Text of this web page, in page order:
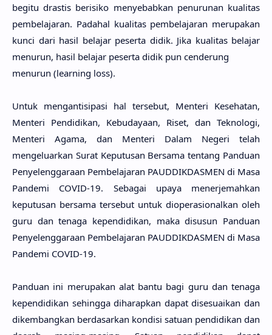
begitudrastis berisiko menyebabkan penurunan kualitas
pembelajaran. Padahal kualitas pembelajaran merupakan
kunci dari hasil belajar peserta didik. Jika kualitas belajar
menurun, hasil belajar peserta didik pun cenderung
menurun (learning loss).
Untuk mengantisipasi hal tersebut, Menteri Kesehatan,
Menteri Pendidikan, Kebudayaan, Riset, dan Teknologi,
Menteri Agama, dan Menteri Dalam Negeri telah
mengeluarkan Surat Keputusan Bersamatentang Panduan
Penyelenggaraan Pembelajaran PAUDDIKDASMEN di Masa
Pandemi COVID-19. Sebagai upaya menerjemahkan
keputusan bersama tersebut untuk dioperasionalkan oleh
guru dan tenaga kependidikan, maka disusun Panduan
Penyelenggaraan Pembelajaran PAUDDIKDASMEN di Masa
Pandemi COVID-19.
Panduan ini merupakan alat bantu bagi guru dan tenaga
kependidikan sehingga diharapkan dapat disesuaikan dan
dikembangkan berdasarkan kondisi satuan pendidikan dan